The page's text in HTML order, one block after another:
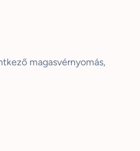
magasvérnyomás,